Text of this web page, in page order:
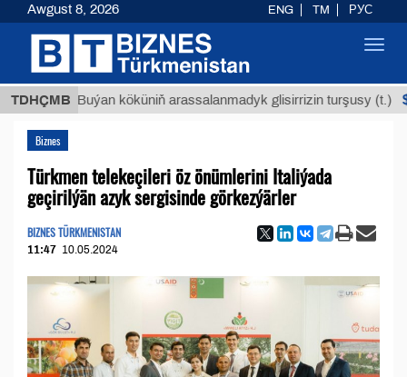
TDHÇMB
Buýan köküniň arassalanmadyk glisirrizin turşusy (t.)
Biznes
Türkmen telekeçileri öz önümlerini Italiýada
geçirilýän azyk sergisinde görkezýärler
BIZNES TÜRKMENISTAN
11:47 10.05.2024
Awgust 8, 2026 ENG TM РУС